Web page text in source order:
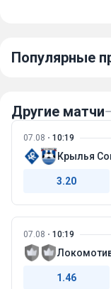
Популярные
Другие матчи
07.08 10:19
Крылья
3.20
07.08 10:19
1.46